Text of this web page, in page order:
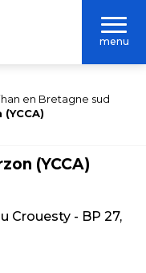
menu
en Bretagne sud
(YCCA)
Crouesty - BP 27,